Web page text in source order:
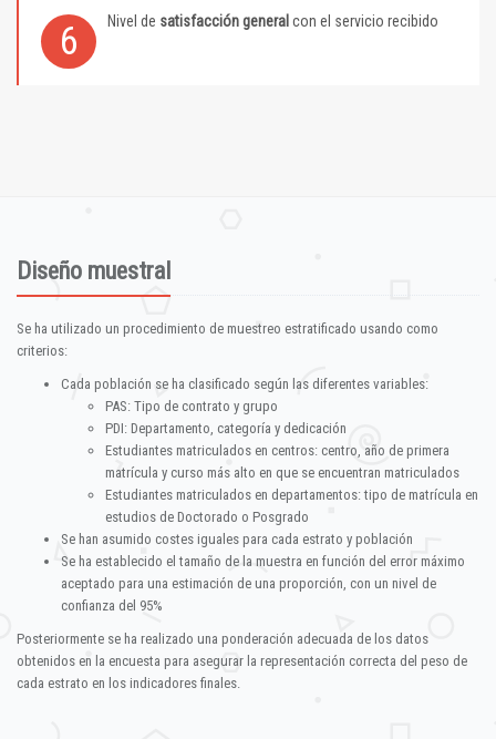
6 Nivel de satisfacción general con el servicio recibido
Diseño muestral
Se ha utilizado un procedimiento de muestreo estratificado usando como
criterios:
Cada población se ha clasificado según las diferentes variables:
PAS: Tipo de contrato y grupo
PDI: Departamento, categoría y dedicación
Estudiantes matriculados en centros: centro, año de primera
matrícula y curso más alto en que se encuentran matriculados
Estudiantes matriculados en departamentos: tipo de matrícula en
estudios de Doctorado o Posgrado
Se han asumido costes iguales para cada estrato y población
Se ha establecido el tamaño de la muestra en función del error máximo
aceptado para una estimación de una proporción, con un nivel de
confianza del 95%
Posteriormente se ha realizado una ponderación adecuada de los datos
obtenidos en la encuesta para asegurar la representación correcta del peso de
cada estrato en los indicadores finales.